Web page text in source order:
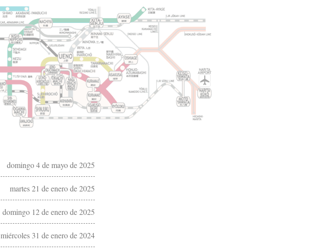
domingo 4 de mayo de 2025
martes 21 de enero de 2025
domingo 12 de enero de 2025
miércoles 31 de enero de 2024